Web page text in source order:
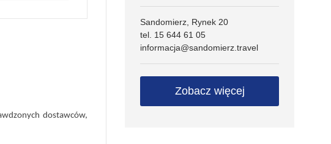
dostawców,
Sandomierz, Rynek 20
tel. 15 644 61 05
informacja@sandomierz.travel
Zobacz więcej